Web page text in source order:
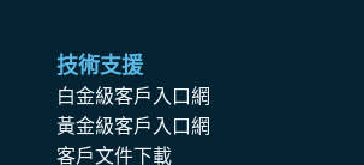
技術支援
白金級客戶入口網
黃金級客戶入口網
客戶文件下載